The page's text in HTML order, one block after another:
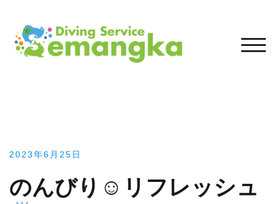
モバ
2023年6月25日
のんびり☺︎リフレッシュ